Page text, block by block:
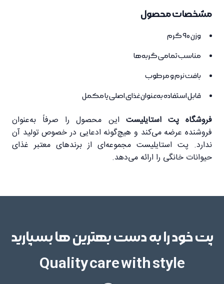
مشخصات محصول
وزن 90 گرم
مناسب تمامی گربه‌ها
بافت نرم و مرطوب
قابل استفاده به‌عنوان غذای اصلی یا مکمل
فروشگاه پت استایلیست این محصول را صرفاً به‌عنوان
فروشنده عرضه می‌کند و هیچ‌گونه ادعایی در خصوص تولید آن
ندارد. پت استایلیست مجموعه‌ای از برندهای معتبر غذای
حیوانات خانگی را ارائه می‌دهد.
پت خود را به دست بهترین ها بسپارید
Quality care with style